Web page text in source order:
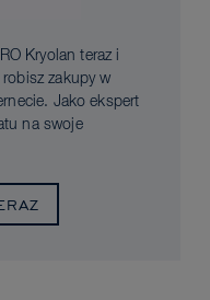
Kryolan teraz i
zakupy w
Jako ekspert
na swoje